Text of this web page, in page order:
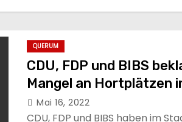
QUERUM
CDU, FDP und BIBS
Mangel an Hortplätzen
Mai 16, 2022
CDU, FDP und BIBS haben im